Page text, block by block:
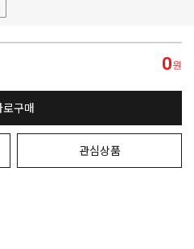
0원
로구매
관심상품